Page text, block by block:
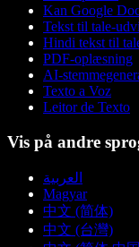
Kan Google
Tekst til tale-
Hindi tekst til
PDF-oplæsning
AI-
Texto a Voz
Leitor de Texto
Vis på andre
العربية
Magyar
中文 (简体)
中文 (台灣)